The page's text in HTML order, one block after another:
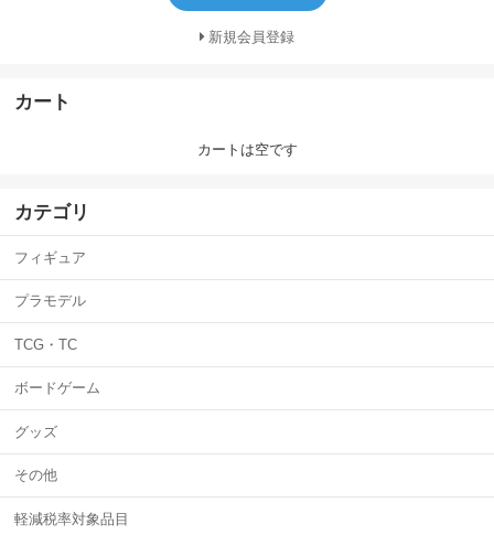
新規会員登録
カート
カートは空です
カテゴリ
フィギュア
プラモデル
TCG・TC
ボードゲーム
グッズ
その他
軽減税率対象品目